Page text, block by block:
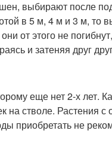
выбирают после
в 5 м, 4 м и 3 м, то
от этого не
и затеняя друг
еще нет 2-х лет.
на стволе. Растения
приобретать не